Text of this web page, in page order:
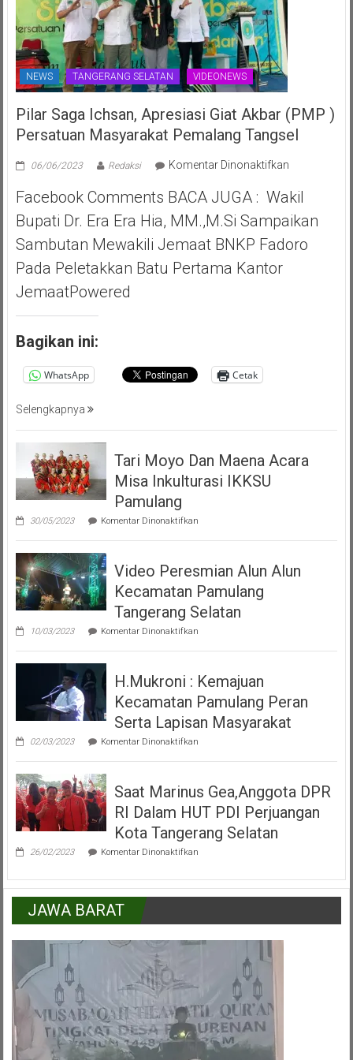
NEWS TANGERANG SELATAN VIDEONEWS
Pilar Saga Ichsan, Apresiasi Giat Akbar (PMP )
Persatuan Masyarakat Pemalang Tangsel
06/06/2023 Redaksi Komentar Dinonaktifkanpada
Saga
Ichsan,
Apresiasi
Giat
Facebook Comments BACA JUGA : Wakil
Bupati Dr. Era Era Hia, MM.,M.Si Sampaikan
Sambutan Mewakili Jemaat BNKP Fadoro
Pada Peletakkan Batu Pertama Kantor
JemaatPowered
Bagikan ini:
WhatsApp Cetak
Selengkapnya
Tari Moyo Dan Maena Acara
Misa Inkulturasi IKKSU
Pamulang
30/05/2023 Komentar Dinonaktifkanpada
Moyo
Maena
Misa
Inkulturasi
IKKSU
Pamulang
Video Peresmian Alun Alun
Kecamatan Pamulang
Tangerang Selatan
10/03/2023 Komentar Dinonaktifkanpada
Peresmian
Alun
Kecamatan
Pamulang
Tangerang
Selatan
H.Mukroni : Kemajuan
Kecamatan Pamulang Peran
Serta Lapisan Masyarakat
02/03/2023 Komentar Dinonaktifkanpada
:
Kecamatan
Pamulang
Peran
Lapisan
Masyarakat
Saat Marinus Gea,Anggota DPR
RI Dalam HUT PDI Perjuangan
Kota Tangerang Selatan
26/02/2023 Komentar Dinonaktifkanpada
Gea,Anggota
DPR
Dalam
Perjuangan
Tangerang
JAWA BARAT